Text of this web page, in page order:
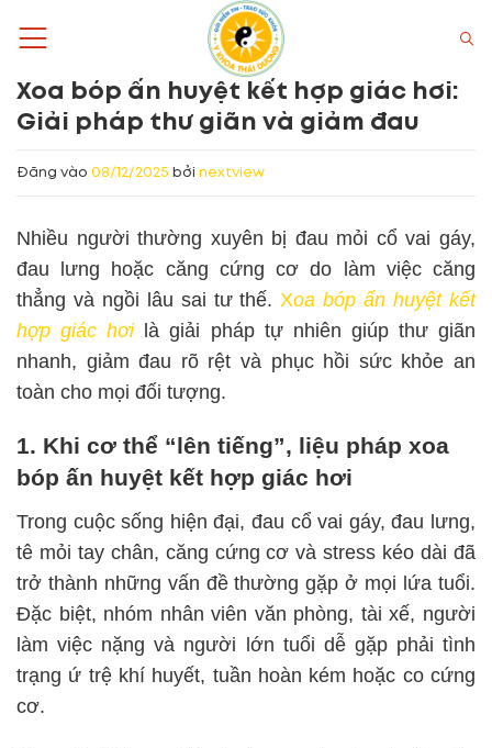
qua
dung
Xoa bóp ấn huyệt kết hợp giác hơi:
Giải pháp thư giãn và giảm đau
Đăng vào 08/12/2025 bởi nextview
Nhiều người thường xuyên bị đau mỏi cổ vai gáy,
đau lưng hoặc căng cứng cơ do làm việc căng
thẳng và ngồi lâu sai tư thế.Xoa bóp ấn huyệt kết
hợp giác hơi
là giải pháp tự nhiên giúp thư giãn
nhanh, giảm đau rõ rệt và phục hồi sức khỏe an
toàn cho mọi đối tượng.
1. Khi cơ thể “lên tiếng”, liệu pháp xoa
bóp ấn huyệt kết hợp giác hơi
Trong cuộc sống hiện đại, đau cổ vai gáy, đau lưng,
tê mỏi tay chân, căng cứng cơ và stress kéo dài đã
trở thành những vấn đề thường gặp ở mọi lứa tuổi.
Đặc biệt, nhóm nhân viên văn phòng, tài xế, người
làm việc nặng và người lớn tuổi dễ gặp phải tình
trạng ứ trệ khí huyết, tuần hoàn kém hoặc co cứng
cơ.